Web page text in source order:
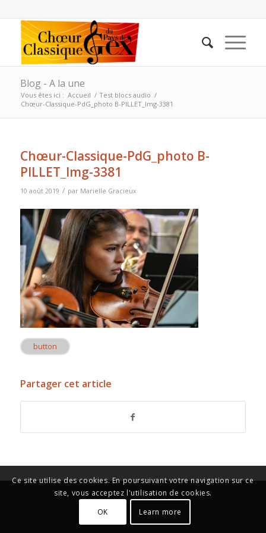
Blog - A la une
Vous êtes ici : Accueil / Test blocs audio /
Chœur-Classique-PdG_photo B-PILLET_Img-3381
Chœur-Classique-PdG_photo B-
PILLET_Img-3381
10 août 2019 / par Marielle Gracieux
button
Partager cet article
Ce site utilise des cookies. En poursuivant votre navigation sur ce
site, vous acceptez l'utilisation de cookies.
OK
Learn more